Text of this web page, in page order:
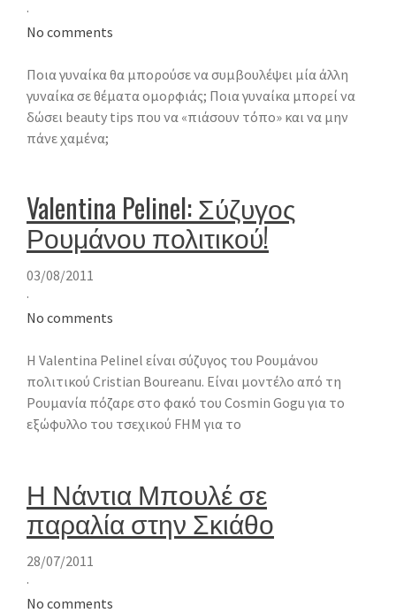
·
No comments
Ποια γυναίκα θα μπορούσε να συμβουλέψει μία άλλη
γυναίκα σε θέματα ομορφιάς; Ποια γυναίκα μπορεί να
δώσει beauty tips που να «πιάσουν τόπο» και να μην
πάνε χαμένα;
Valentina Pelinel: Σύζυγος
Ρουμάνου πολιτικού!
03/08/2011
·
No comments
Η Valentina Pelinel είναι σύζυγος του Ρουμάνου
πολιτικού Cristian Boureanu. Είναι μοντέλο από τη
Ρουμανία πόζαρε στο φακό του Cosmin Gogu για το
εξώφυλλο του τσεχικού FHM για το
Η Νάντια Μπουλέ σε
παραλία στην Σκιάθο
28/07/2011
·
No comments